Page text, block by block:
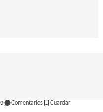
Comentarios Guardar